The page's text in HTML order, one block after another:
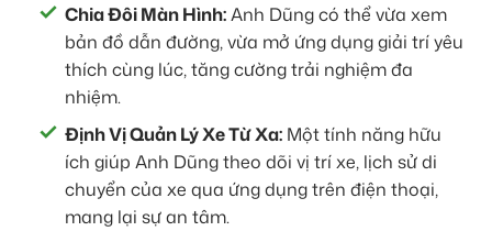
Chia Đôi Màn Hình:Anh Dũng có thể vừa xem
bản đồ dẫn đường, vừa mở ứng dụng giải trí yêu
thích cùng lúc, tăng cường trải nghiệm đa
nhiệm.
Định Vị Quản Lý Xe Từ Xa: Một tính năng hữu
ích giúp Anh Dũng theo dõi vị trí xe, lịch sử di
chuyển của xe qua ứng dụng trên điện thoại,
mang lại sự an tâm.